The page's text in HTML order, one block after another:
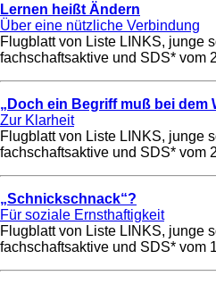
Lernen heißt Ändern
Über eine nützliche Verbindung
Flugblatt von Liste LINKS, junge
fachschaftsaktive und SDS* vom
„Doch ein Begriff muß bei dem
Zur Klarheit
Flugblatt von Liste LINKS, junge
fachschaftsaktive und SDS* vom
„Schnickschnack“?
Für soziale Ernsthaftigkeit
Flugblatt von Liste LINKS, junge
fachschaftsaktive und SDS* vom